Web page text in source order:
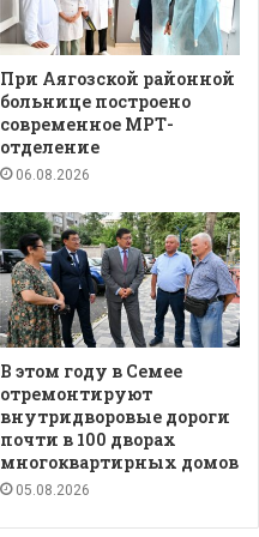
При Аягозской районной
больнице построено
современное МРТ-
отделение
06.08.2026
В этом году в Семее
отремонтируют
внутридворовые дороги
почти в 100 дворах
многоквартирных домов
05.08.2026